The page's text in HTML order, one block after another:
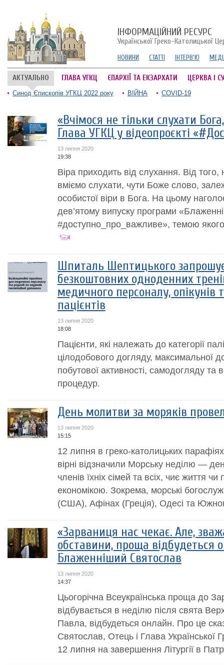
ІНФОРМАЦІЙНИЙ РЕСУРС
Української Греко-Католицької
НОВИНИ СТАТТІ ІНТЕРВ'Ю
АКТУАЛЬНО ГЛАВА УГКЦ ЄПАРХІЇ ТА ЕКЗАРХАТИ ЦЕРКВА І
Синод Єпископів УГКЦ 2022 року ВІЙНА COVID-19
«Вчімося не тільки слухати
Глава УГКЦ у відеопроєкті
13 липня 2020
19:38
Віра приходить від слухання. Від того,
вміємо слухати, чути Боже слово,
особистої віри в Бога. На цьому
дев’ятому випуску програми
#доступно_про_важливе», темою
Шпиталь Шептицького
безкоштовних одноденних
медичного персоналу, опікунів
пацієнтів
13 липня 2020
18:08
Пацієнти, які належать до категорії
цілодобового догляду, максимальної
побутової активності, самодогляду та
процедур.
День молитви за моряків
13 липня 2020
15:15
12 липня в греко-католицьких
вірні відзначили Морську неділю —
членів їхніх сімей та всіх, чиє життя
економікою. Зокрема, морські
(США), Афінах (Греція), Одесі та
«Зарваниця нас чекає. Але,
обставини, проща відбудеться
Блаженніший Святослав
13 липня 2020
14:37
Цьогорічна Всеукраїнська проща до
відбувається в неділю після свята
Павла, відбудеться онлайн. Про це
Святослав, Отець і Глава Української
12 липня на завершення Літургії в